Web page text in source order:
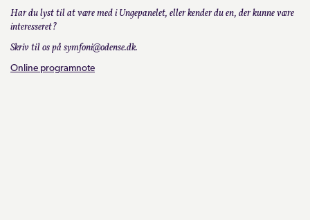
Har du lyst til at være med i Ungepanelet, eller kender du en, der kunne være
interesseret?
Skriv til os på symfoni@odense.dk.
Online programnote